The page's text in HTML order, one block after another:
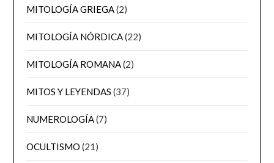
MITOLOGÍA GRIEGA(2)
MITOLOGÍA NÓRDICA(22)
MITOLOGÍA ROMANA(2)
MITOS Y LEYENDAS (37)
NUMEROLOGÍA(7)
OCULTISMO (21)